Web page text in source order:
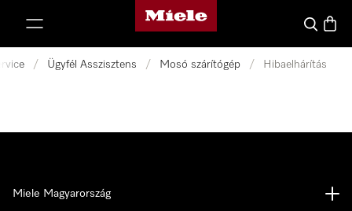
Miele honlapja
Kereses
/ Ügyfél Asszisztens / Mosó szárítógép / Hibaelhárítás
Miele Magyarország